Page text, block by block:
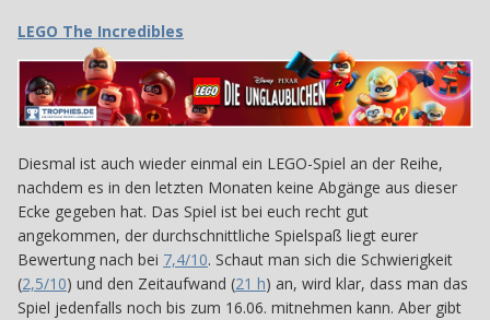
LEGO The Incredibles
Diesmal ist auch wieder einmal ein LEGO-Spiel an der Reihe,
nachdem es in den letzten Monaten keine Abgänge aus dieser
Ecke gegeben hat. Das Spiel ist bei euch recht gut
angekommen, der durchschnittliche Spielspaß liegt eurer
Bewertung nach bei 7,4/10. Schaut man sich die Schwierigkeit
(2,5/10) und den Zeitaufwand (21 h) an, wird klar, dass man das
Spiel jedenfalls noch bis zum 16.06. mitnehmen kann. Aber gibt